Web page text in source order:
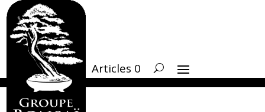
Articles 0